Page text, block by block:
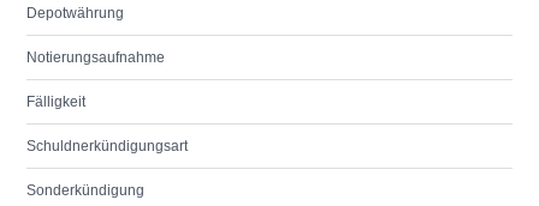
Depotwährung
Notierungsaufnahme
Fälligkeit
Schuldnerkündigungsart
Sonderkündigung